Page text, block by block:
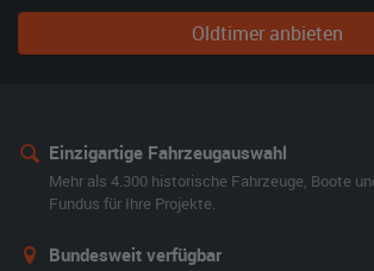
Oldtimer anbieten
Einzigartige Fahrzeugauswahl
Mehr als 4.300 historische Fahrzeuge, Boote
Fundus für Ihre Projekte.
Bundesweit verfügbar